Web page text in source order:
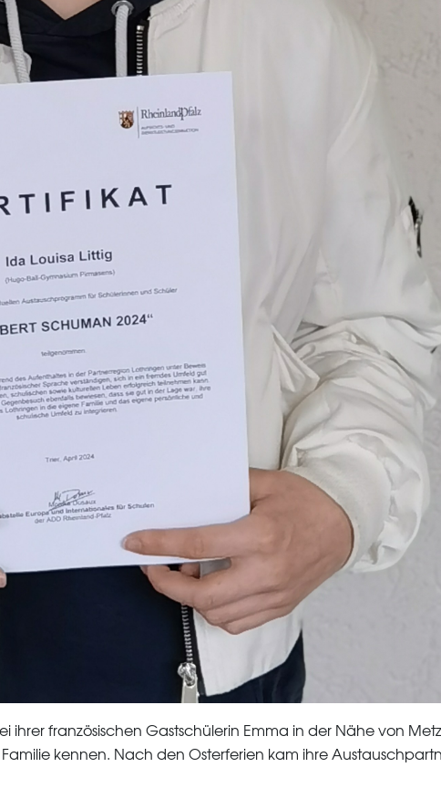
französischen Gastschülerin Emma in der Nähe von
kennen. Nach den Osterferien kam ihre